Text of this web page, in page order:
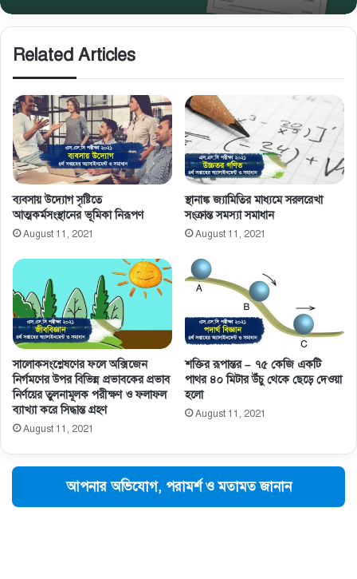
Related Articles
ব্যবসায় উদ্যোগ সৃষ্টিতে
আত্মকর্মসংস্থানের ভূমিকা নিরূপণ
August 11, 2021
স্থানাঙ্ক জ্যামিতির মাধ্যমে সরলরেখা
সংক্রান্ত সমস্যা সমাধান
August 11, 2021
সালােকসংশ্লেষণের ফলে অক্সিজেন
নির্গমণের উপর বিভিন্ন প্রভাবকের প্রভাব
নির্ণয়ের তুলনামূলক পরীক্ষণ ও ফলাফল
ব্যাখ্যা করে সিদ্ধান্ত গ্রহণ
August 11, 2021
শক্তির রূপান্তর – ৭৫ কেজি একটি
পাথর ৪০ মিটার উঁচু থেকে ছেড়ে দেওয়া
হলো
August 11, 2021
আপনার অভিযোগ, পরামর্শ ও মতামত জানান